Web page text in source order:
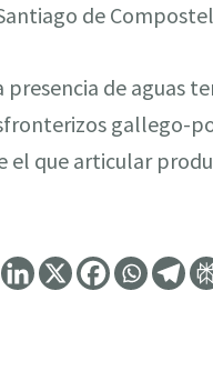
de
presencia de aguas
gallego-
que articular